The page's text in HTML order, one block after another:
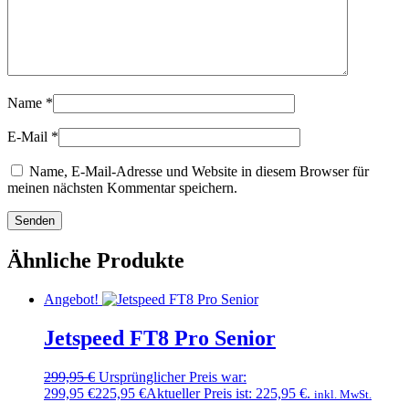
Name *
E-Mail *
Name, E-Mail-Adresse und Website in diesem Browser für
meinen nächsten Kommentar speichern.
Ähnliche Produkte
Angebot!
Jetspeed FT8 Pro Senior
299,95€ Ursprünglicher Preis war:
299,95 €225,95 €Aktueller Preis ist: 225,95 €. inkl. MwSt.